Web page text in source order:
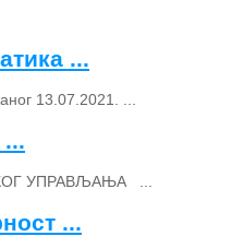
...
13.07.2021. ...
УПРАВЉАЊА ...
...